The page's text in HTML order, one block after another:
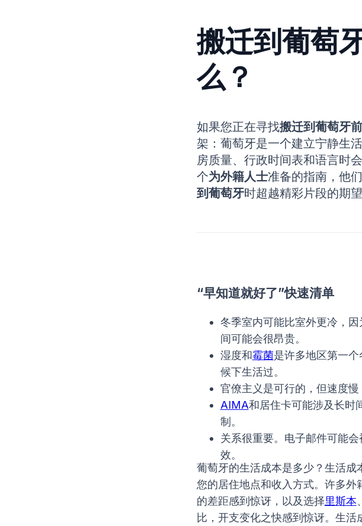
搬迁到葡萄
么？
如果您正在寻找搬迁到葡萄牙
架：葡萄牙是一个建立宁静生
房质量、行政时间表和语言时
个为外籍人士准备的指南，他
到葡萄牙时超越精彩片段的期望
“早知道就好了”快速清单
冬季室内可能比室外更冷，
间可能会很昂贵。
湿度和霉菌是许多地区第一
候下生活过。
官僚主义是可行的，但速度慢
AIMA和居住卡可能涉及长时
制。
关系很重要。电子邮件可能
效。
葡萄牙的生活成本是多少？生活成
您的居住地点和收入方式。许多
的差距感到惊讶，以及选择里斯本、
比，开支变化之快感到惊讶。生